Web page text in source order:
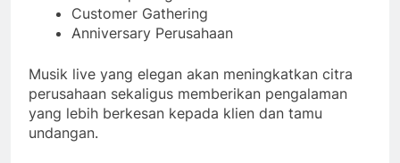
Customer Gathering
Anniversary Perusahaan
Musik live yang elegan akan meningkatkan citra
perusahaan sekaligus memberikan pengalaman
yang lebih berkesan kepada klien dan tamu
undangan.